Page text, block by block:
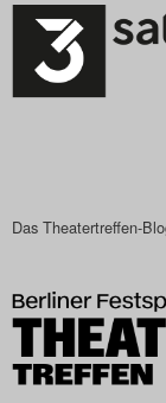
Das Theatertreffen-